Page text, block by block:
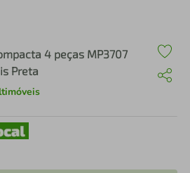
4 peças MP3707
Preta